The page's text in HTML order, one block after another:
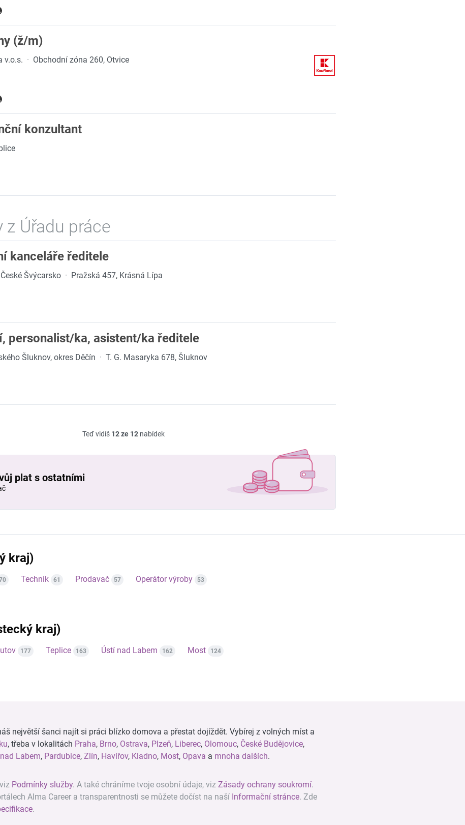
(ž/m)
v.o.s. · Obchodní zóna 260, Otvice
konzultant
z Úřadu práce
kanceláře ředitele
Švýcarsko · Pražská 457, Krásná Lípa
personalist/ka, asistent/ka ředitele
Šluknov, okres Děčín · T. G. Masaryka 678, Šluknov
Teď vidíš 12 ze 12 nabídek
plat s ostatními
kraj)
Technik 61 Prodavač 57 Operátor výroby 53
kraj)
177 Teplice 163 Ústí nad Labem 162 Most 124
největší šanci najít si práci blízko domova a přestat dojíždět. Vybírej z volných míst a
, třeba v lokalitách Praha, Brno, Ostrava, Plzeň, Liberec, Olomouc, České Budějovice,
Labem, Pardubice, Zlín, Havířov, Kladno, Most, Opava a mnoha dalších.
Podmínky služby. A také chráníme tvoje osobní údaje, viz Zásady ochrany soukromí.
Alma Career a transparentnosti se můžete dočíst na naší Informační stránce. Zde
.